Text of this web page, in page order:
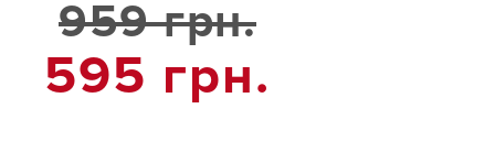
959 грн.
595 грн.